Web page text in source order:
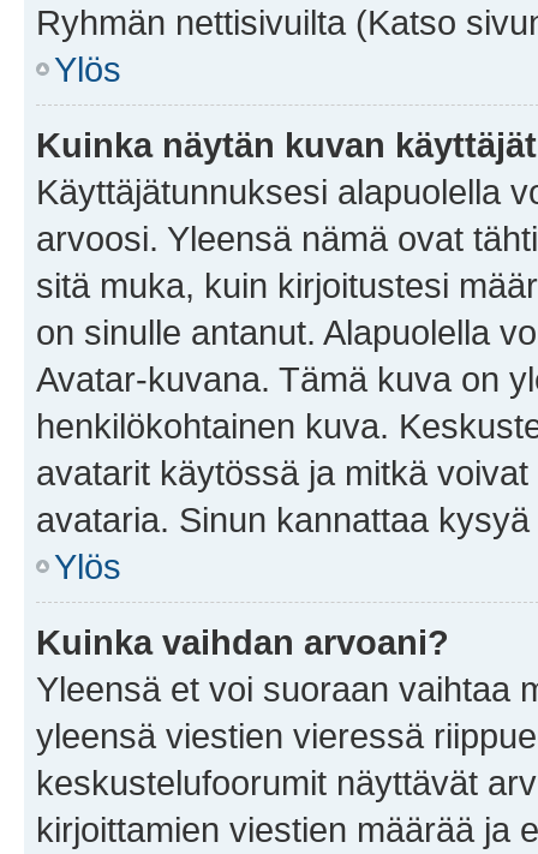
Ryhmän nettisivuilta (Katso
Ylös
Kuinka näytän kuvan
Käyttäjätunnuksesi alapuolella
arvoosi. Yleensä nämä ovat
sitä muka, kuin kirjoitustesi
on sinulle antanut. Alapuolella
Avatar-kuvana. Tämä kuva on
henkilökohtainen kuva.
avatarit käytössä ja mitkä
avataria. Sinun kannattaa
Ylös
Kuinka vaihdan arvoani?
Yleensä et voi suoraan vaihtaa
yleensä viestien vieressä
keskustelufoorumit näyttävät
kirjoittamien viestien määrää ja